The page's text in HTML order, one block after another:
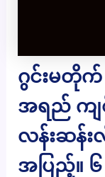
ဂွင်းမတိုက်
အရည် ကျ
လန်းဆန်
အပြည့်။